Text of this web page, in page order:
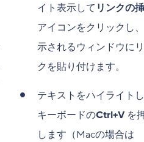
イト表示して リンクの
アイコンをクリックし
示されるウィンドウに
クを貼り付けます。
テキストをハイライト
キーボードのCtrl+V を
します（Macの場合は